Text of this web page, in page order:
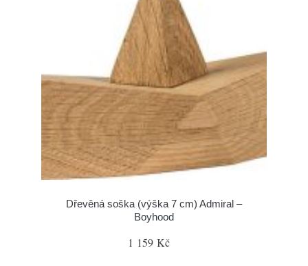
Dřevěná soška (výška 7 cm) Admiral –
Boyhood
1 159 Kč